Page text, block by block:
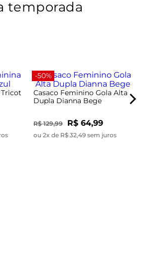
temporada
-50%
Casaco Feminino Gola Alta
Dupla Dianna Bege
R$ 129,99 R$ 64,99
ou 2x de R$ 32,49 sem juros